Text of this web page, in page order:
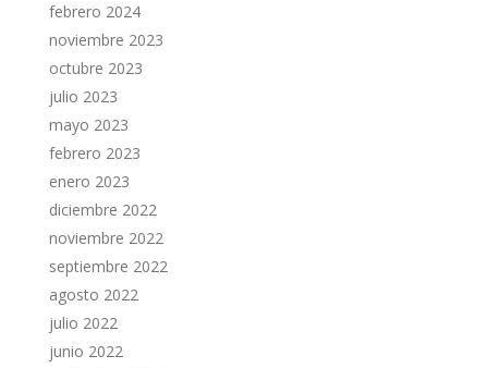
febrero 2024
noviembre 2023
octubre 2023
julio 2023
mayo 2023
febrero 2023
enero 2023
diciembre 2022
noviembre 2022
septiembre 2022
agosto 2022
julio 2022
junio 2022